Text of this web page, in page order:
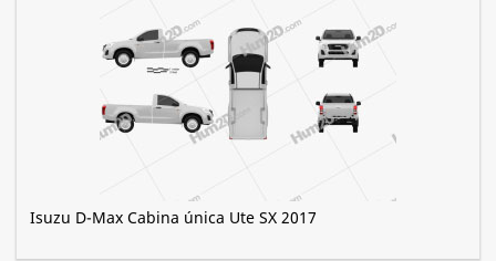
Isuzu D-Max Cabina única Ute SX 2017